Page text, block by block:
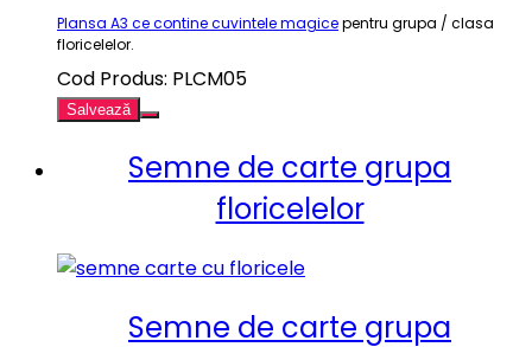
Plansa A3 ce contine cuvintele magicepentru grupa / clasa
floricelelor.
Cod Produs: PLCM05
Salvează
Semne de carte grupa
floricelelor
Semne de carte grupa